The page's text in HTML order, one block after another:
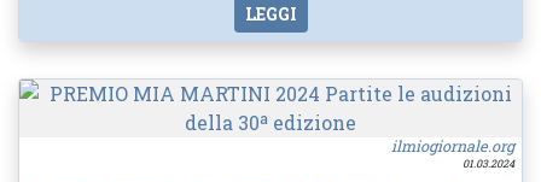
LEGGI
ilmiogiornale.org
01.03.2024